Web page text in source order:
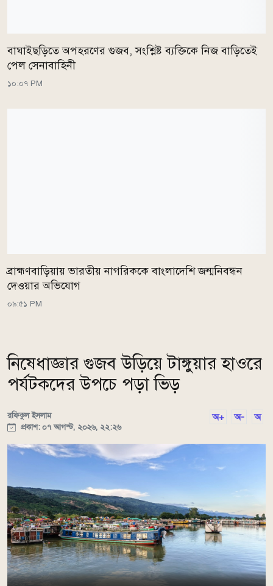
বাঘাইছড়িতে অপহরণের গুজব, সংশ্লিষ্ট ব্যক্তিকে নিজ বাড়িতেই
পেল সেনাবাহিনী
১০:০৭ PM
ব্রাহ্মণবাড়িয়ায় ভারতীয় নাগরিককে বাংলাদেশি জন্মনিবন্ধন
দেওয়ার অভিযোগ
০৯:৫১ PM
নিষেধাজ্ঞার গুজব উড়িয়ে টাঙ্গুয়ার হাওরে
পর্যটকদের উপচে পড়া ভিড়
রফিকুল ইসলাম
প্রকাশ: ০৭ আগস্ট, ২০২৬, ২২:২৬
অ+ অ- অ